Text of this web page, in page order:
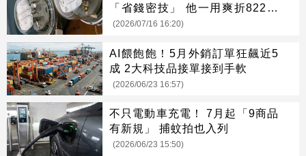
「省錢密技」 他一用爽折822元
電費
(2026/07/16 16:20)
AI餵飽飽！5月外銷訂單狂飆近5
成 2大科技品接單接到手軟
(2026/06/23 16:57)
不只電動車充電！ 7月起「9商品
有新規」 捕蚊拍也入列
(2026/06/23 15:50)